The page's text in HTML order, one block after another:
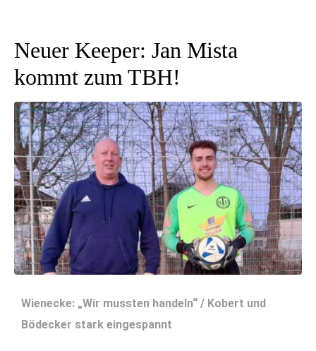
Neuer Keeper: Jan Mista
kommt zum TBH!
Wienecke: „Wir mussten handeln“ / Kobert und
Bödecker stark eingespannt